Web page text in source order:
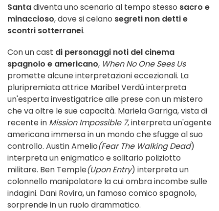
Santadiventa uno scenario al tempo stesso sacro e
minaccioso, dove si celano segreti non detti e
scontri sotterranei.
Con un cast di personaggi noti del cinema
spagnolo e americano, When No One Sees Us
promette alcune interpretazioni eccezionali. La
pluripremiata attrice Maribel Verdú interpreta
un'esperta investigatrice alle prese con un mistero
che va oltre le sue capacità. Mariela Garriga, vista di
recente in Mission Impossible 7, interpreta un'agente
americana immersa in un mondo che sfugge al suo
controllo. Austin Amelio(Fear The Walking Dead)
interpreta un enigmatico e solitario poliziotto
militare. Ben Temple(Upon Entry) interpreta un
colonnello manipolatore la cui ombra incombe sulle
indagini. Dani Rovira, un famoso comico spagnolo,
sorprende in un ruolo drammatico.